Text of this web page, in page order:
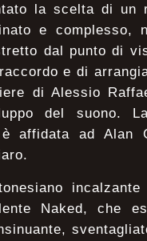
la scelta di
e complesso,
dal punto di
e di
di Alessio
del suono.
affidata ad Alan
Naked, che